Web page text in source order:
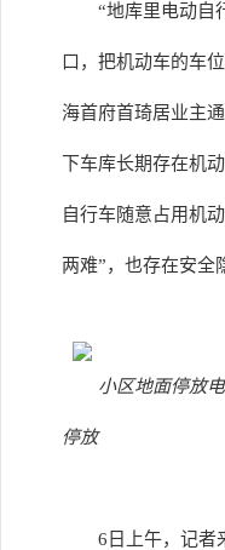
“地库里电动自
口，把机动车的车
海首府首琦居业主
下车库长期存在机
自行车随意占用机
两难”，也存在安全
小区地面停放
停放
6日上午，记者